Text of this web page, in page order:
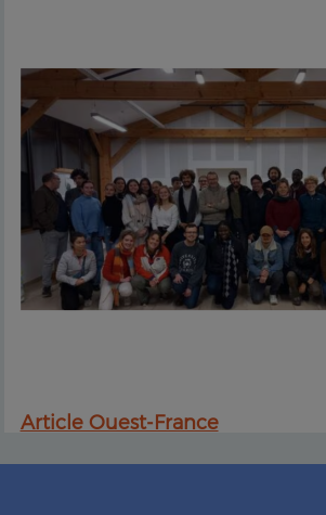
Article Ouest-France